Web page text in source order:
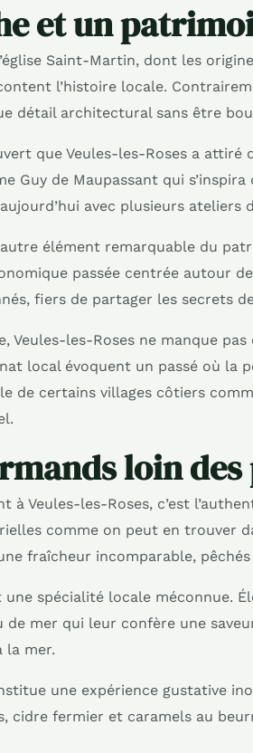
et un
Saint-Martin, dont les
l’histoire locale.
détail architectural sans être
que Veules-les-Roses a
Guy de Maupassant qui
avec plusieurs ateliers
élément remarquable du
passée centrée autour
fiers de partager les secrets
les-Roses ne manque pas
local évoquent un passé où la
de certains villages côtiers
loin
à Veules-les-Roses, c’est
comme on peut en trouver
fraîcheur incomparable,
spécialité locale méconnue.
de mer qui leur confère une
la mer.
une expérience gustative
cidre fermier et caramels au